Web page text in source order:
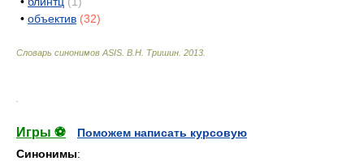
• объектив (32)
Словарь синонимов ASIS. В.Н. Тришин 2013
Игры ⚽
Поможем написать курсовую
Синонимы: